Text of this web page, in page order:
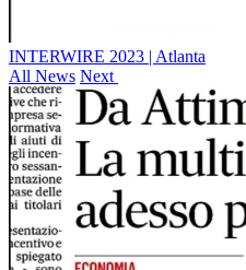
INTERWIRE 2023 | Atlanta
All News Next